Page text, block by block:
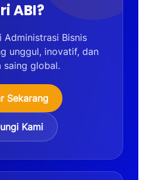
ABI?
Administrasi Bisnis
unggul, inovatif, dan
saing global.
Sekarang
Kami